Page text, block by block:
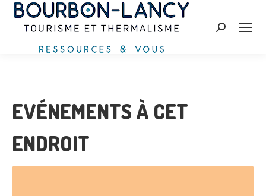
Recherche
EVÉNEMENTS À CET
ENDROIT